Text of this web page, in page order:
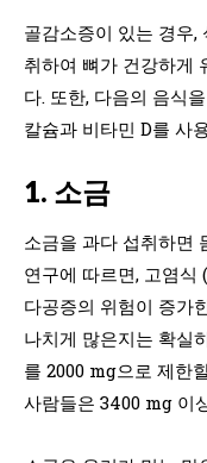
골감소증이 있는 경우,
취하여 뼈가 건강하게
다. 또한, 다음의 음식
칼슘과 비타민 D를 사
1. 소금
소금을 과다 섭취하면
연구에 따르면, 고염식
다공증의 위험이 증가
나치게 많은지는 확실
를 2000 mg으로 제한
사람들은 3400 mg 이